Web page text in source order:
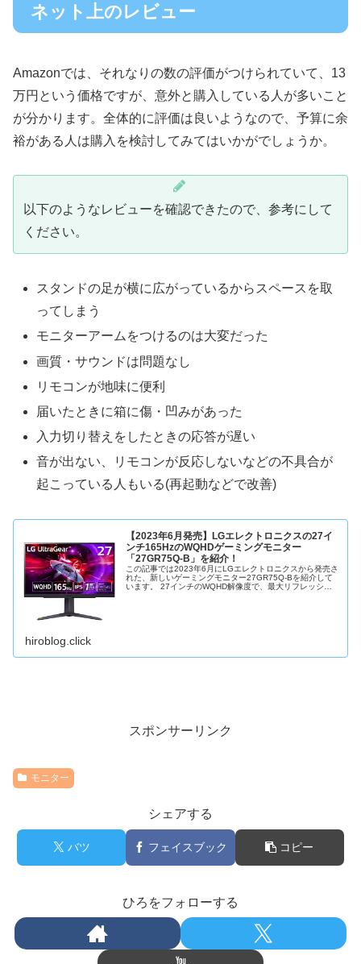
ネット上のレビュー
Amazonでは、それなりの数の評価がつけられていて、13
万円という価格ですが、意外と購入している人が多いこと
が分かります。全体的に評価は良いようなので、予算に余
裕がある人は購入を検討してみてはいかがでしょうか。
以下のようなレビューを確認できたので、参考にして
ください。
スタンドの足が横に広がっているからスペースを取
ってしまう
モニターアームをつけるのは大変だった
画質・サウンドは問題なし
リモコンが地味に便利
届いたときに箱に傷・凹みがあった
入力切り替えをしたときの応答が遅い
音が出ない、リモコンが反応しないなどの不具合が
起こっている人もいる(再起動などで改善)
【2023年6月発売】LGエレクトロニクスの27イ
ンチ165HzのWQHDゲーミングモニター
「27GR75Q-B」を紹介！
この記事では2023年6月にLGエレクトロニクスから発売さ
れた、新しいゲーミングモニター27GR75Q-Bを紹介して
います。 27インチのWQHD解像度で、最大リフレッシュ
hiroblog.click
スポンサーリンク
モニター
シェアする
バツ フェイスブック コピー
ひろをフォローする